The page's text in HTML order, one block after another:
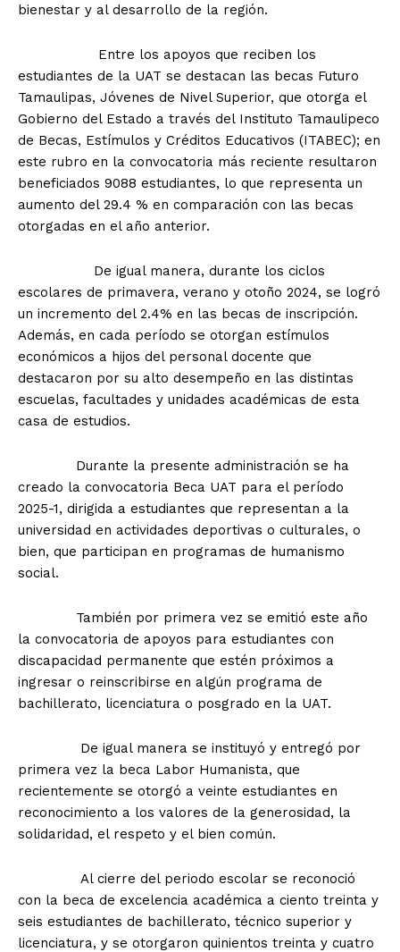
bienestar y al desarrollo de la región.
Entre los apoyos que reciben los
estudiantes de la UAT se destacan las becas Futuro
Tamaulipas, Jóvenes de Nivel Superior, que otorga el
Gobierno del Estado a través del Instituto Tamaulipeco
de Becas, Estímulos y Créditos Educativos (ITABEC); en
este rubro en la convocatoria más reciente resultaron
beneficiados 9088 estudiantes, lo que representa un
aumento del 29.4 % en comparación con las becas
otorgadas en el año anterior.
De igual manera, durante los ciclos
escolares de primavera, verano y otoño 2024, se logró
un incremento del 2.4% en las becas de inscripción.
Además, en cada período se otorgan estímulos
económicos a hijos del personal docente que
destacaron por su alto desempeño en las distintas
escuelas, facultades y unidades académicas de esta
casa de estudios.
Durante la presente administración se ha
creado la convocatoria Beca UAT para el período
2025-1, dirigida a estudiantes que representan a la
universidad en actividades deportivas o culturales, o
bien, que participan en programas de humanismo
social.
También por primera vez se emitió este año
la convocatoria de apoyos para estudiantes con
discapacidad permanente que estén próximos a
ingresar o reinscribirse en algún programa de
bachillerato, licenciatura o posgrado en la UAT.
De igual manera se instituyó y entregó por
primera vez la beca Labor Humanista, que
recientemente se otorgó a veinte estudiantes en
reconocimiento a los valores de la generosidad, la
solidaridad, el respeto y el bien común.
Al cierre del periodo escolar se reconoció
con la beca de excelencia académica a ciento treinta y
seis estudiantes de bachillerato, técnico superior y
licenciatura, y se otorgaron quinientos treinta y cuatro